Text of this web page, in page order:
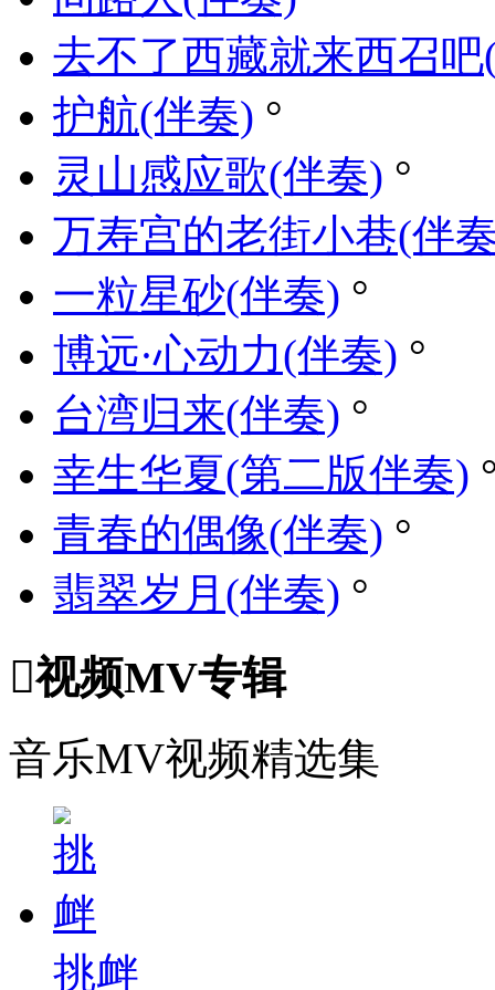
去不了西藏就来西召
护航(伴奏) °
灵山感应歌(伴奏) °
万寿宫的老街小巷(伴
一粒星砂(伴奏) °
博远·心动力(伴奏) °
台湾归来(伴奏) °
幸生华夏(第二版伴奏)
青春的偶像(伴奏) °
翡翠岁月(伴奏) °
视频MV专辑
音乐MV视频精选集
挑衅